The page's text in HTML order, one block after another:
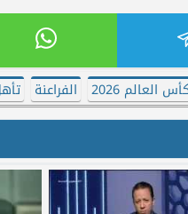
العالم 2026 الفراعنة